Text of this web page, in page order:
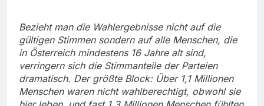
Bezieht man die Wahlergebnisse nicht auf die
gültigen Stimmen sondern auf alle Menschen, die
in Österreich mindestens 16 Jahre alt sind,
verringern sich die Stimmanteile der Parteien
dramatisch. Der größte Block: Über 1,1 Millionen
Menschen waren nicht wahlberechtigt, obwohl sie